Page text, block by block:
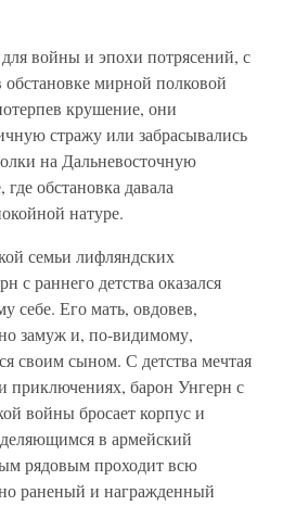
войны и эпохи потрясений, с
мирной полковой
крушение, они
стражу или забрасывались
на Дальневосточную
обстановка давала
натуре.
семьи лифляндских
с раннего детства оказался
себе. Его мать, овдовев,
замуж и, по-видимому,
своим сыном. С детства мечтая
приключениях, барон Унгерн с
войны бросает корпус и
в армейский
рядовым проходит всю
раненый и награжденный